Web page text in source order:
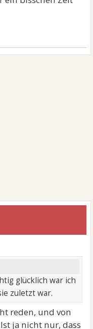
glücklich war ich
zuletzt war.
reden, und von
ja nicht nur, dass